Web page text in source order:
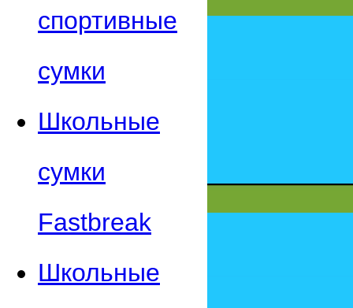
спортивные
сумки
Школьные
сумки
Fastbreak
Школьные